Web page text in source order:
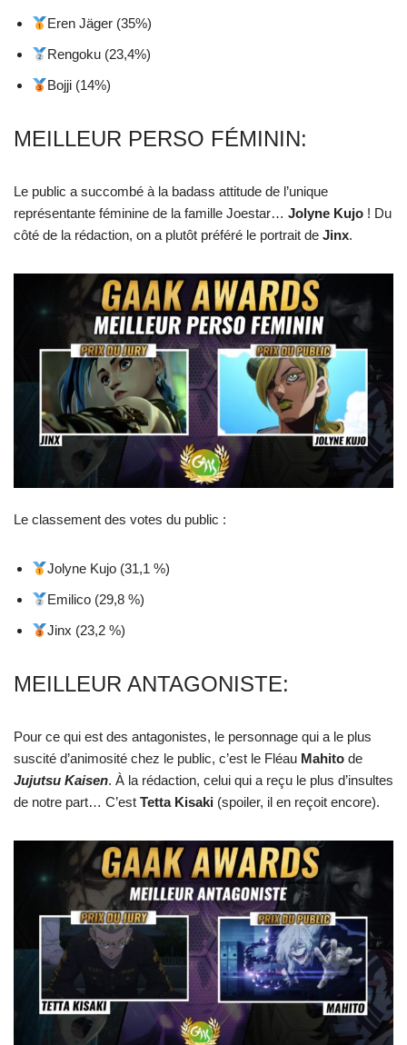
Eren Jäger (35%)
Rengoku (23,4%)
Bojji (14%)
MEILLEUR PERSO FÉMININ:
Le public a succombé à la badass attitude de l’unique
représentante féminine de la famille Joestar… Jolyne Kujo ! Du
côté de la rédaction, on a plutôt préféré le portrait de Jinx.
Le classement des votes du public :
Jolyne Kujo (31,1 %)
Emilico (29,8 %)
Jinx (23,2 %)
MEILLEUR ANTAGONISTE:
Pour ce qui est des antagonistes, le personnage qui a le plus
suscité d’animosité chez le public, c’est le Fléau Mahito de
Jujutsu Kaisen. À la rédaction, celui qui a reçu le plus d’insultes
de notre part… C’est Tetta Kisaki (spoiler, il en reçoit encore).